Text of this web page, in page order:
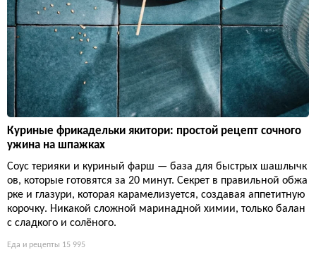
Куриные фрикадельки якитори: простой рецепт сочного
ужина на шпажках
Соус терияки и куриный фарш — база для быстрых шашлычк
ов, которые готовятся за 20 минут. Секрет в правильной обжа
рке и глазури, которая карамелизуется, создавая аппетитную
корочку. Никакой сложной маринадной химии, только балан
с сладкого и солёного.
Еда и рецепты 15 995